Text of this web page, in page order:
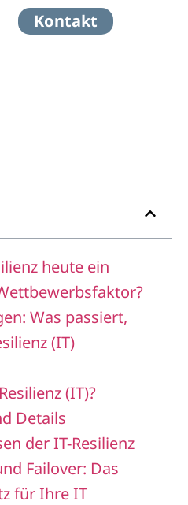
Kontakt
heute ein
Was passiert,
(IT)
(IT)?
Details
der IT-Resilienz
Failover: Das
für Ihre IT